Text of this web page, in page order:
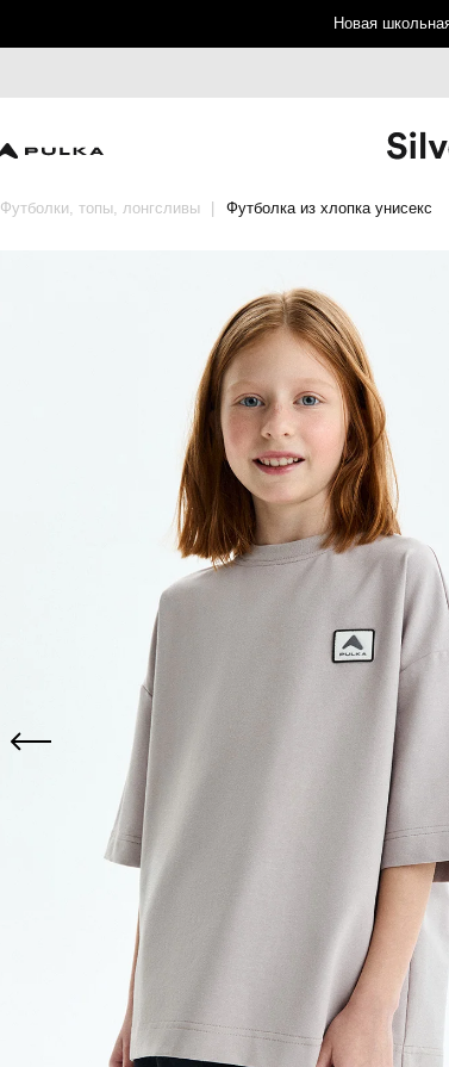
Новая
Футболки, топы, лонгсливы Футболка из хлопка унисекс